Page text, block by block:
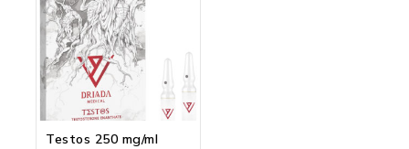
Testos 250 mg/ml